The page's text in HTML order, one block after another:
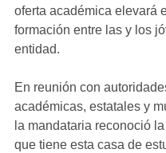
oferta académica elevará
formación entre las y los
entidad.
En reunión con
académicas, estatales y
la mandataria reconoció
que tiene esta casa de